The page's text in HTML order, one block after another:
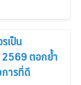
เป็น
2569 ตอกย้ำ
ารที่ดี